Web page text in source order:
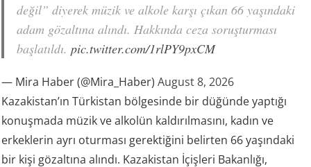
değil” diyerek müzik ve alkole karşı çıkan 66 yaşındaki
adam gözaltına alındı. Hakkında ceza soruşturması
başlatıldı.pic.twitter.com/1rlPY9pxCM
— Mira Haber (@Mira_Haber)August 8, 2026
Kazakistan’ın Türkistan bölgesinde bir düğünde yaptığı
konuşmada müzik ve alkolün kaldırılmasını, kadın ve
erkeklerin ayrı oturması gerektiğini belirten 66 yaşındaki
bir kişi gözaltına alındı. Kazakistan İçişleri Bakanlığı,